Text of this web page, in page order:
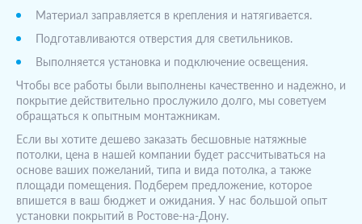
Материал заправляется в крепления и натягивается.
Подготавливаются отверстия для светильников.
Выполняется установка и подключение освещения.
Чтобы все работы были выполнены качественно и надежно, и
покрытие действительно прослужило долго, мы советуем
обращаться к опытным монтажникам.
Если вы хотите дешево заказать бесшовные натяжные
потолки, цена в нашей компании будет рассчитываться на
основе ваших пожеланий, типа и вида потолка, а также
площади помещения. Подберем предложение, которое
впишется в ваш бюджет и ожидания. У нас большой опыт
установки покрытий в Ростове-на-Дону.